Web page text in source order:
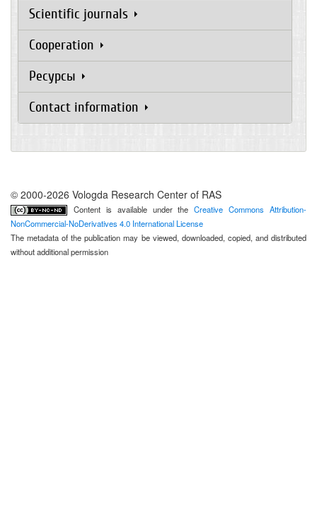
Scientific journals
Cooperation
Ресурсы
Contact information
© 2000-2026 Vologda Research Center of RAS
Content is available under theCreative Commons Attribution-
NonCommercial-NoDerivatives 4.0 International License
The metadata of the publication may be viewed, downloaded, copied, and distributed
without additional permission